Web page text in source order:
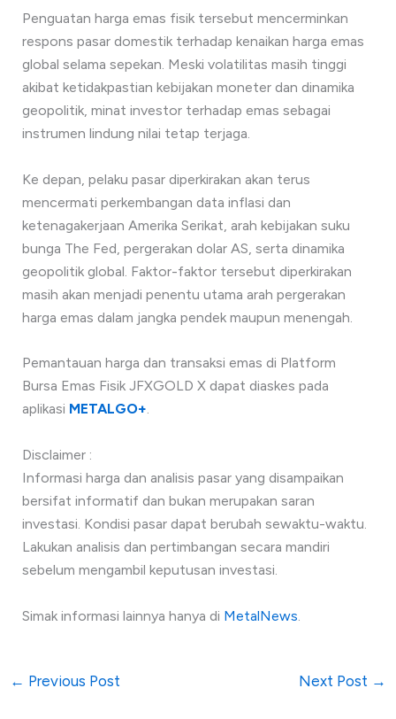
Penguatan harga emas fisik tersebut mencerminkan
respons pasar domestik terhadap kenaikan harga emas
global selama sepekan. Meski volatilitas masih tinggi
akibat ketidakpastian kebijakan moneter dan dinamika
geopolitik, minat investor terhadap emas sebagai
instrumen lindung nilai tetap terjaga.
Ke depan, pelaku pasar diperkirakan akan terus
mencermati perkembangan data inflasi dan
ketenagakerjaan Amerika Serikat, arah kebijakan suku
bunga The Fed, pergerakan dolar AS, serta dinamika
geopolitik global. Faktor-faktor tersebut diperkirakan
masih akan menjadi penentu utama arah pergerakan
harga emas dalam jangka pendek maupun menengah.
Pemantauan harga dan transaksi emas di Platform
Bursa Emas Fisik JFXGOLD X dapat diaskes pada
aplikasi METALGO+.
Disclaimer :
Informasi harga dan analisis pasar yang disampaikan
bersifat informatif dan bukan merupakan saran
investasi. Kondisi pasar dapat berubah sewaktu-waktu.
Lakukan analisis dan pertimbangan secara mandiri
sebelum mengambil keputusan investasi.
Simak informasi lainnya hanya di MetalNews
← Previous Post Next Post →